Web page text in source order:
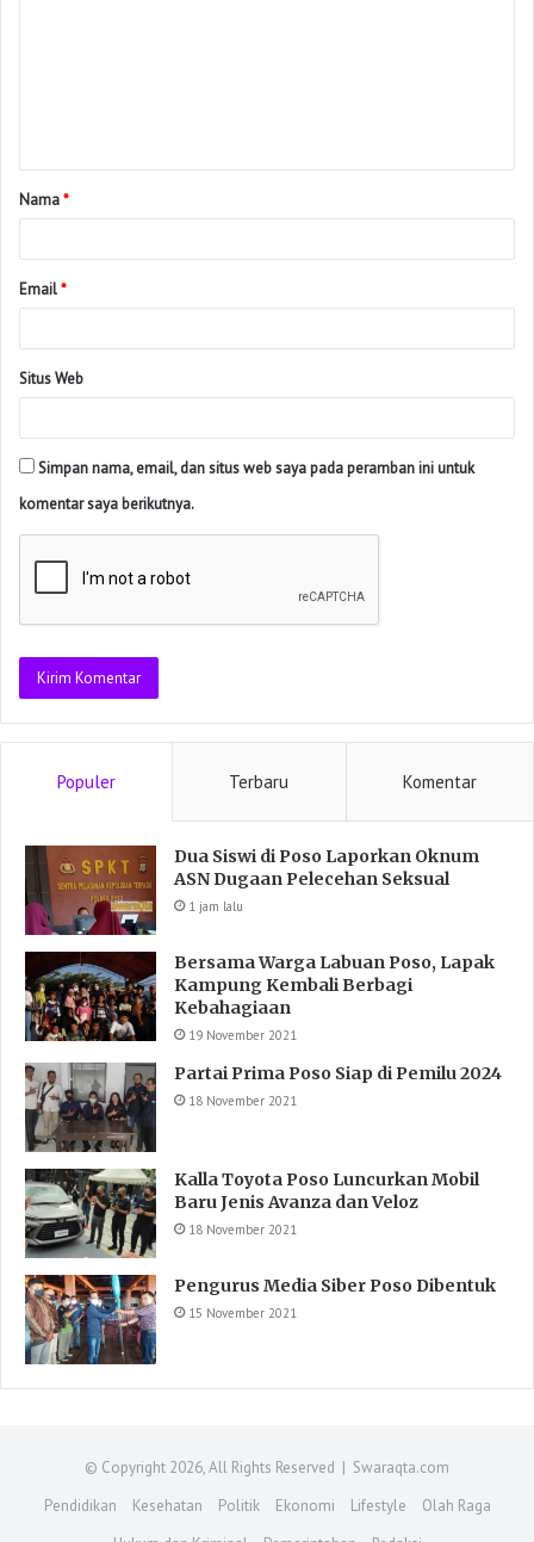
Nama*
Email*
Situs Web
Simpan nama, email, dan situs web saya pada peramban ini untuk
komentar saya berikutnya.
Populer Terbaru Komentar
Dua Siswi di Poso Laporkan Oknum
ASN Dugaan Pelecehan Seksual
1 jam lalu
Bersama Warga Labuan Poso, Lapak
Kampung Kembali Berbagi
Kebahagiaan
19 November 2021
Partai Prima Poso Siap di Pemilu 2024
18 November 2021
Kalla Toyota Poso Luncurkan Mobil
Baru Jenis Avanza dan Veloz
18 November 2021
Pengurus Media Siber Poso Dibentuk
15 November 2021
© Copyright 2026, All Rights Reserved | Swaraqta.com
Pendidikan
Kesehatan Politik Ekonomi Lifestyle
Olah Raga